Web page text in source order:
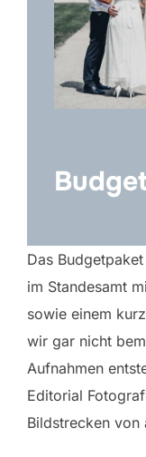
Das
im Standesamt
sowie einem
wir gar nicht
Aufnahmen
Editorial
Bildstrecken von